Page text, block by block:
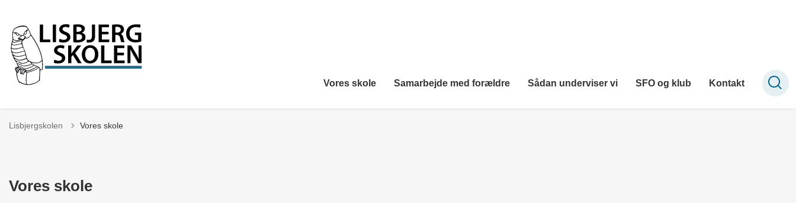
Vores skole Samarbejde med forældre Sådan underviser vi SFO og klub Kontakt
Lisbjergskolen Vores skole
Vores skole